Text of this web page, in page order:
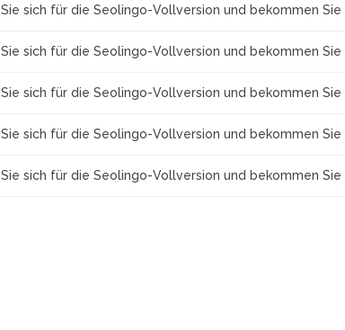
Sie sich für die Seolingo-Vollversion und bekommen Sie
Sie sich für die Seolingo-Vollversion und bekommen Sie
Sie sich für die Seolingo-Vollversion und bekommen Sie
Sie sich für die Seolingo-Vollversion und bekommen Sie
Sie sich für die Seolingo-Vollversion und bekommen Sie